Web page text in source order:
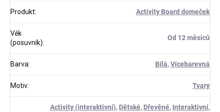
Produkt: Activity Board domeček
Věk
(posuvník):
Od 12 měsíců
Barva: Bílá,Vícebarevná
Motiv: Tvary
Activity (interaktivní), Dětské, Dřevěné, Interaktivní,